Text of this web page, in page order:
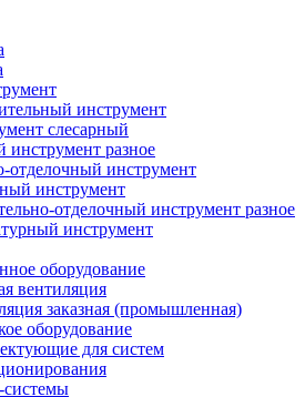
инструмент
слесарный
инструмент разное
отделочный инструмент
инструмент
отделочный инструмент разное
инструмент
оборудование
вентиляция
заказная (промышленная)
оборудование
для систем